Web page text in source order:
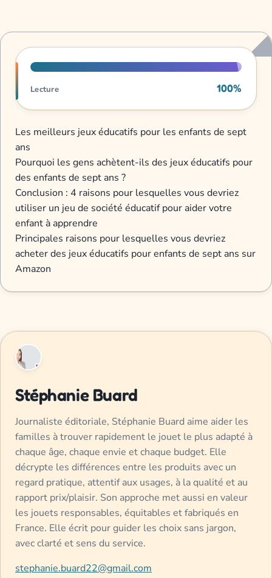
Progression de lecture
Lecture 100%
Les meilleurs jeux éducatifs pour les enfants de sept
ans
Pourquoi les gens achètent-ils des jeux éducatifs pour
des enfants de sept ans ?
Conclusion : 4 raisons pour lesquelles vous devriez
utiliser un jeu de société éducatif pour aider votre
enfant à apprendre
Principales raisons pour lesquelles vous devriez
acheter des jeux éducatifs pour enfants de sept ans sur
Amazon
Stéphanie Buard
Journaliste éditoriale, Stéphanie Buard aime aider les
familles à trouver rapidement le jouet le plus adapté à
chaque âge, chaque envie et chaque budget. Elle
décrypte les différences entre les produits avec un
regard pratique, attentif aux usages, à la qualité et au
rapport prix/plaisir. Son approche met aussi en valeur
les jouets responsables, équitables et fabriqués en
France. Elle écrit pour guider les choix sans jargon,
avec clarté et sens du service.
stephanie.buard22@gmail.com